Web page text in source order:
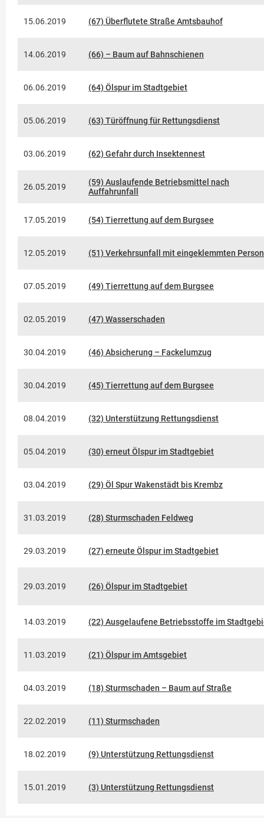
15.06.2019 (67) Überflutete Straße Amtsbauhof
14.06.2019 (66) – Baum auf Bahnschienen
06.06.2019 (64) Ölspur im Stadtgebiet
05.06.2019 (63) Türöffnung für Rettungsdienst
03.06.2019 (62) Gefahr durch Insektennest
26.05.2019
(59) Auslaufende Betriebsmittel nach
Auffahrunfall
17.05.2019 (54) Tierrettung auf dem Burgsee
12.05.2019 (51) Verkehrsunfall mit eingeklemmten
07.05.2019 (49) Tierrettung auf dem Burgsee
02.05.2019 (47) Wasserschaden
30.04.2019 (46) Absicherung – Fackelumzug
30.04.2019 (45) Tierrettung auf dem Burgsee
08.04.2019 (32) Unterstützung Rettungsdienst
05.04.2019 (30) erneut Ölspur im Stadtgebiet
03.04.2019 (29) Öl Spur Wakenstädt bis Krembz
31.03.2019 (28) Sturmschaden Feldweg
29.03.2019 (27) erneute Ölspur im Stadtgebiet
29.03.2019 (26) Ölspur im Stadtgebiet
14.03.2019 (22) Ausgelaufene Betriebsstoffe im
11.03.2019 (21) Ölspur im Amtsgebiet
04.03.2019 (18) Sturmschaden – Baum auf Straße
22.02.2019 (11) Sturmschaden
18.02.2019 (9) Unterstützung Rettungsdienst
15.01.2019 (3) Unterstützung Rettungsdienst